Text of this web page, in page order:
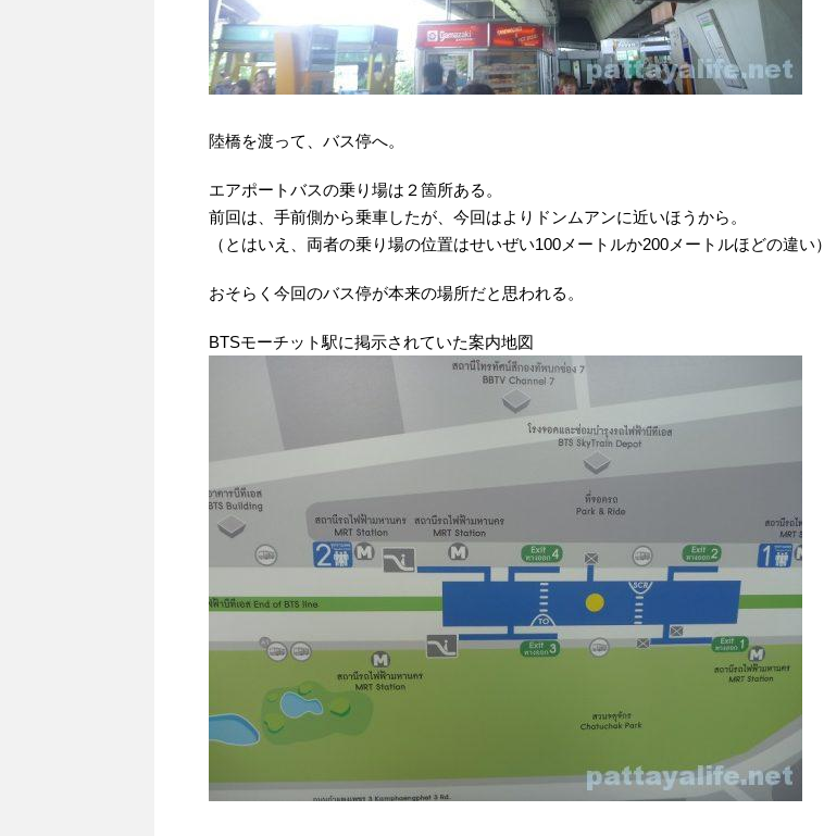
陸橋を渡って、バス停へ。
エアポートバスの乗り場は２箇所ある。
前回は、手前側から乗車したが、今回はよりドンムアンに近いほうから。
（とはいえ、両者の乗り場の位置はせいぜい100メートルか200メートルほどの違い）
おそらく今回のバス停が本来の場所だと思われる。
BTSモーチット駅に掲示されていた案内地図